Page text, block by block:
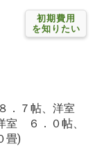
初期費用
を知りたい
．７帖、洋室
室 ６．０帖、
畳)